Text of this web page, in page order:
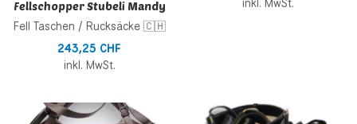
Fellschopper Stubeli Mandy
Fell Taschen / Rucksäcke 🇨🇭
243,25 CHF
inkl. MwSt.
inkl. MwSt.
Zur Wunschliste hinzufügen